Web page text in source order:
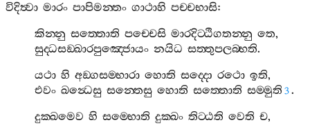
විදිත්‍වා මාරං පාපිමන‍්තං ගාථාහි පච‍්චභාසි:
කින‍්නු සත‍්තොති පච‍්චෙසි මාරදිට‍්ඨිගතන‍්නු තෙ,
සුද‍්ධසඞ‍්ඛාරපුඤ‍්ජොයං නයිධ සත‍්තුපලබ‍්භති.
යථා හි අඞ‍්ගසම‍්භාරා හොති සද‍්දො රථො ඉති,
එවං ඛන්‍ධෙසු සන‍්තෙසු හොති සත‍්තොති සම‍්මුති 3.
දුක‍්ඛමෙව හි සම‍්භොති දුක‍්ඛං තිට‍්ඨති වෙති ච,